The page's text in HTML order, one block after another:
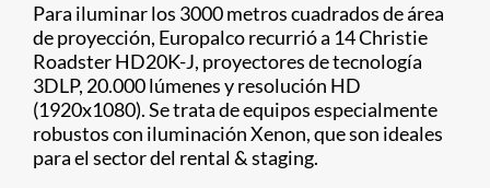
Para iluminar los 3000 metros cuadrados de área
de proyección, Europalco recurrió a 14 Christie
Roadster HD20K-J, proyectores de tecnología
3DLP, 20.000 lúmenes y resolución HD
(1920x1080). Se trata de equipos especialmente
robustos con iluminación Xenon, que son ideales
para el sector del rental & staging.